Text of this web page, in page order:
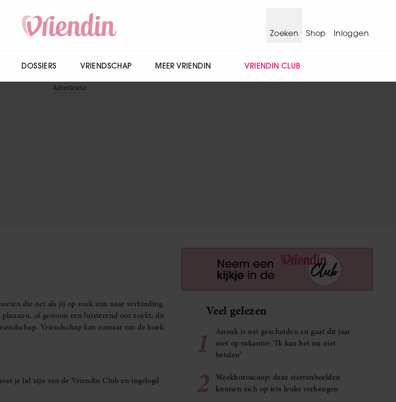
Zoeken
Shop Inloggen
DOSSIERS VRIENDSCHAP MEER VRIENDIN VRIENDIN CLUB
die net als jij op zoek zijn naar verbinding.
of gewoon een luisterend oor zoekt, dit
Vriendschap kan zomaar om de hoek
je lid zijn van de Vriendin Club en ingelogd
Veel gelezen
1
Anouk is net gescheiden en gaat dit jaar
niet op vakantie: ‘Ik kan het nu niet
betalen’
2
Weekhoroscoop: deze sterrenbeelden
kunnen zich op iets leuks verheugen